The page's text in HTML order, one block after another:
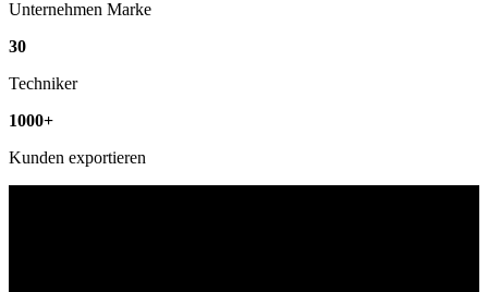
Unternehmen Marke
30
Techniker
1000+
Kunden exportieren